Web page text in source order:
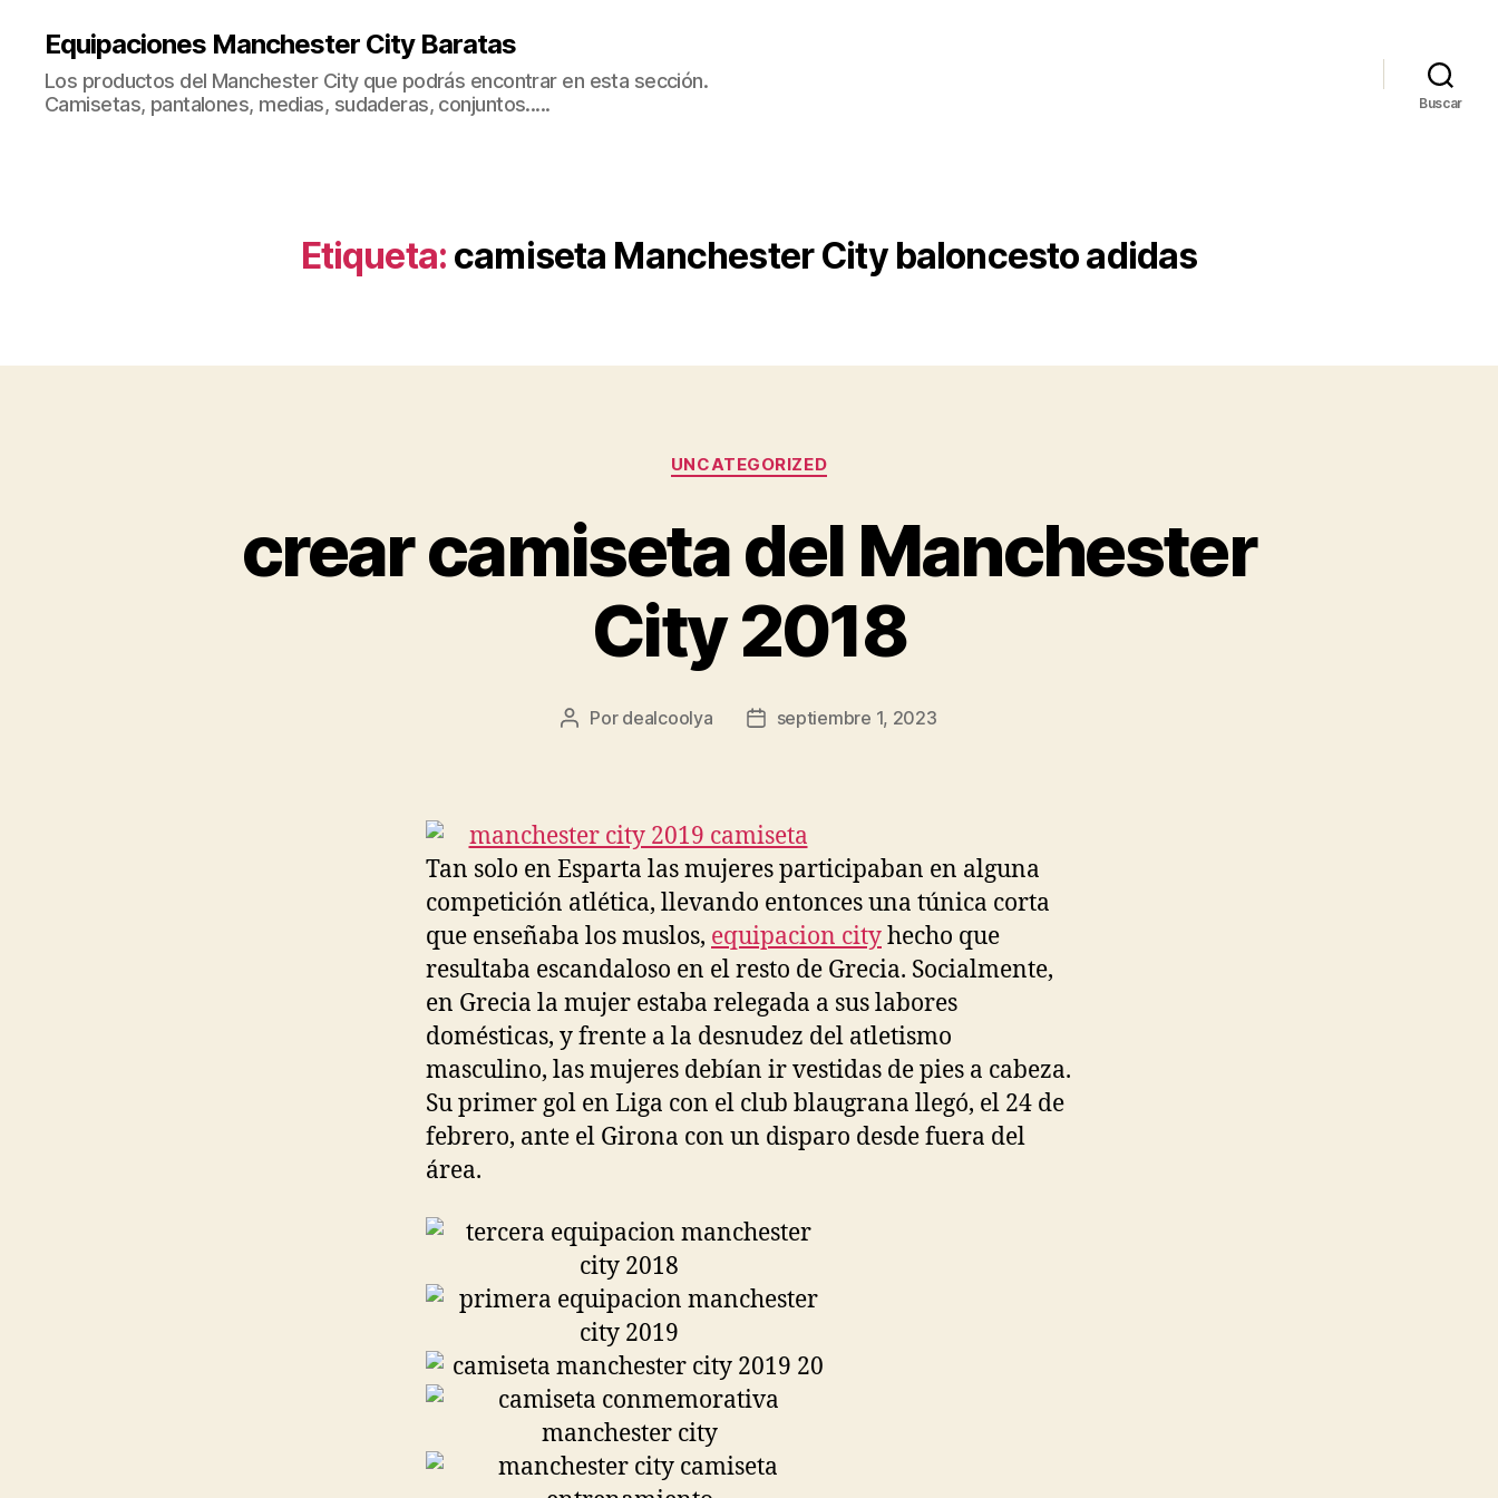
Equipaciones Manchester City Baratas
Los productos del Manchester City que podrás encontrar en esta sección.
Camisetas, pantalones, medias, sudaderas, conjuntos.....
Buscar
Etiqueta: camiseta Manchester City baloncesto adidas
Categorías
UNCATEGORIZED
crear camiseta del Manchester
City 2018
Autor
Por dealcoolya
Fechaseptiembre 1, 2023
Tan solo en Esparta las mujeres participaban en alguna
competición atlética, llevando entonces una túnica corta
que enseñaba los muslos, equipacion cityhecho que
resultaba escandaloso en el resto de Grecia. Socialmente,
en Grecia la mujer estaba relegada a sus labores
domésticas, y frente a la desnudez del atletismo
masculino, las mujeres debían ir vestidas de pies a cabeza.
Su primer gol en Liga con el club blaugrana llegó, el 24 de
febrero, ante el Girona con un disparo desde fuera del
área.